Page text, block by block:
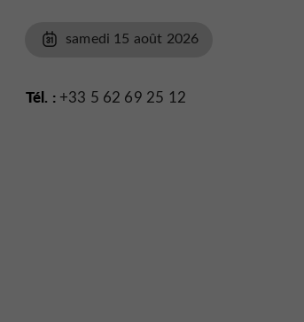
samedi 15 août 2026
Tél. :+33 5 62 69 25 12